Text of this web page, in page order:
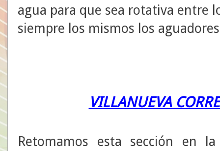
agua para que sea rotativa entre
siempre los mismos los
VILLANUEVA
Retomamos esta sección en